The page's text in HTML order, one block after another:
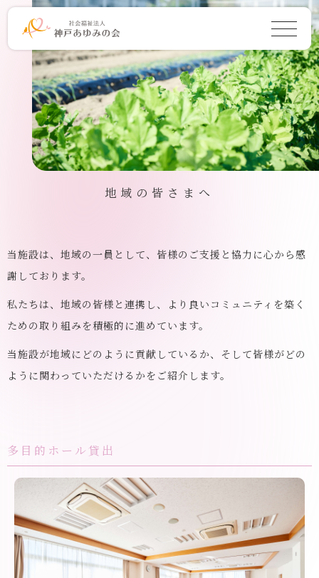
地域の皆さまへ
当施設は、地域の一員として、皆様のご支援と協力に心から感
謝しております。
私たちは、地域の皆様と連携し、
より良いコミュニティを築く
ための取り組みを積極的に進めています。
当施設が地域にどのように貢献しているか、 そして皆様がどの
ように関わっていただけるかをご紹介します。
多目的ホール貸出